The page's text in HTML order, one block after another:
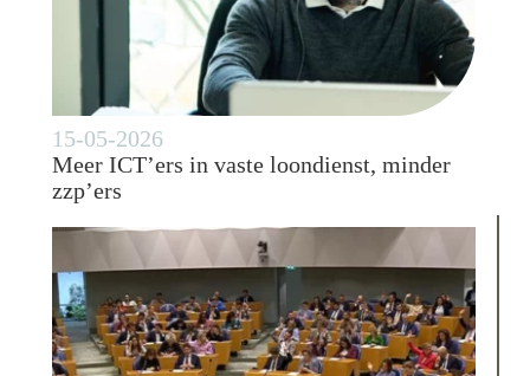
15-05-2026
Meer ICT’ers in vaste loondienst, minder
zzp’ers